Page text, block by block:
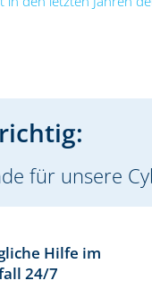
für unsere
Hilfe im
24/7